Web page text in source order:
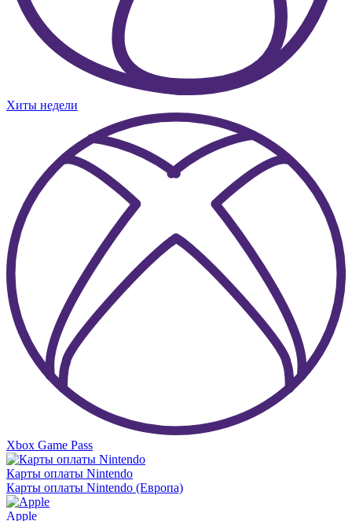
Хиты недели
Xbox Game Pass
Карты оплаты Nintendo
Карты оплаты Nintendo (Европа)
Apple